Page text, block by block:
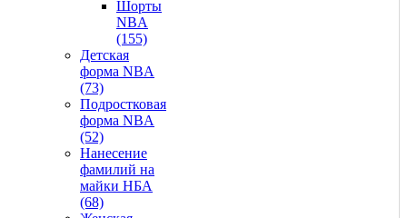
Шорты
NBA
(155)
Детская
форма NBA
(73)
Подростковая
форма NBA
(52)
Нанесение
фамилий на
майки НБА
(68)